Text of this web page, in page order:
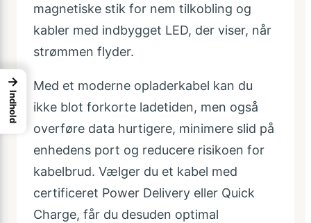
magnetiske stik for nem tilkobling og
kabler med indbygget LED, der viser, når
strømmen flyder.
Med et moderne opladerkabel kan du
ikke blot forkorte lade­tiden, men også
overføre data hurtigere, minimere slid på
enhedens port og reducere risikoen for
kabelbrud. Vælger du et kabel med
certificeret Power Delivery eller Quick
Charge, får du desuden optimal
→
Indhold